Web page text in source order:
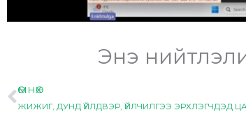
Энэ
Prev
ӨМНӨХ